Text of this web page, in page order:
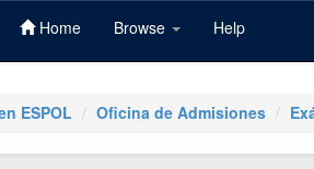
Home Browse Help
ESPOL Oficina de Admisiones